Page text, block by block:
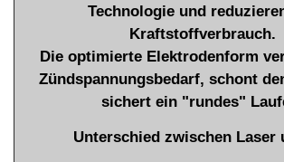
Technologie und
Kraftstoffverbrauch.
Die optimierte Elektrodenform
Zündspannungsbedarf, schont
sichert ein "rundes"
Unterschied zwischen Laser